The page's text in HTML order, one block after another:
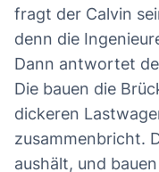
fragt der Calvin
denn die
Dann antwortet
Die bauen die
dickeren
zusammenbricht.
aushält, und